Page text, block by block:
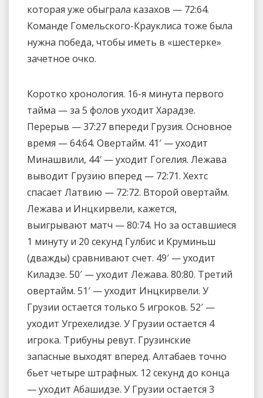
которая уже обыграла казахов — 72:64.
Команде Гомельского-Крауклиса тоже была
нужна победа, чтобы иметь в «шестерке»
зачетное очко.
Коротко хронология. 16-я минута первого
тайма — за 5 фолов уходит Харадзе.
Перерыв — 37:27 впереди Грузия. Основное
время — 64:64. Овертайм. 41′ — уходит
Минашвили, 44′ — уходит Гогелия. Лежава
выводит Грузию вперед — 72:71. Хехтс
спасает Латвию — 72:72. Второй овертайм.
Лежава и Инцкирвели, кажется,
выигрывают матч — 80:74. Но за оставшиеся
1 минуту и 20 секунд Гулбис и Круминьш
(дважды) сравнивают счет. 49′ — уходит
Киладзе. 50′ — уходит Лежава. 80:80. Третий
овертайм. 51′ — уходит Инцкирвели. У
Грузии остается только 5 игроков. 52′ —
уходит Угрехелидзе. У Грузии остается 4
игрока. Трибуны ревут. Грузинские
запасные выходят вперед. Алтабаев точно
бьет четыре штрафных. 12 секунд до конца
— уходит Абашидзе. У Грузии остается 3